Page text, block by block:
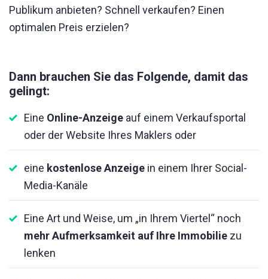
Publikum anbieten? Schnell verkaufen? Einen
optimalen Preis erzielen?
Dann brauchen Sie das Folgende, damit das
gelingt:
Eine Online-Anzeige auf einem Verkaufsportal
oder der Website Ihres Maklers oder
eine kostenlose Anzeige in einem Ihrer Social-
Media-Kanäle
Eine Art und Weise, um „in Ihrem Viertel“ noch
mehr Aufmerksamkeit auf Ihre Immobilie zu
lenken